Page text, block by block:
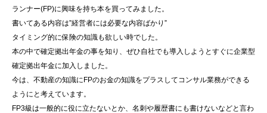
ランナー(FP)に興味を持ち本を買ってみました。
書いてある内容は”経営者には必要な内容ばかり”
タイミング的に保険の知識も欲しい時でした。
本の中で確定拠出年金の事を知り、ぜひ自社でも導入しようとすぐに企業型
確定拠出年金に加入しました。
今は、不動産の知識にFPのお金の知識をプラスしてコンサル業務ができる
ようにと考えています。
FP3級は一般的に役に立たないとか、名刺や履歴書にも書けないなどと言わ